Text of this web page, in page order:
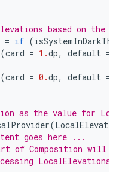
based on the
= if (
(card = 1.dp, default =
(card = 0.dp, default =
as the value for
(
goes here ...
of Composition will